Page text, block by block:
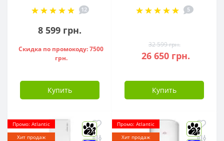
851188
12
8 599 грн.
Скидка по промокоду: 7500
грн.
Купить
S12FTXLA2-NG (WI-
5
32 599 грн.
26 650 грн.
Купить
Промо: Atlantic
Хит продаж
24
Промо: Atlantic
Хит продаж
24